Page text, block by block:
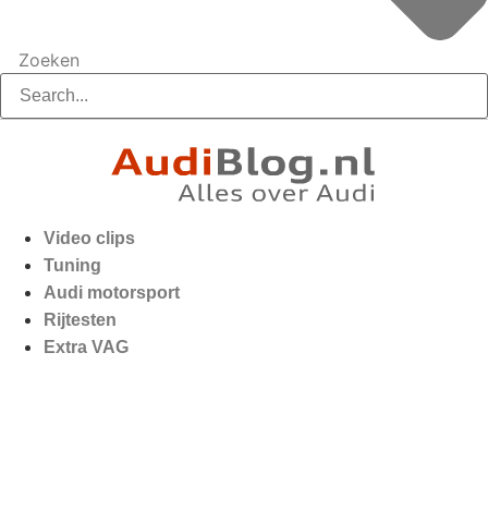
Zoeken
Video clips
Tuning
Audi motorsport
Rijtesten
Extra VAG